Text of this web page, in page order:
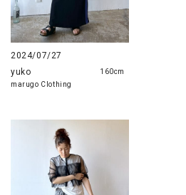
2024/07/27
yuko
marugo Clothing
160cm